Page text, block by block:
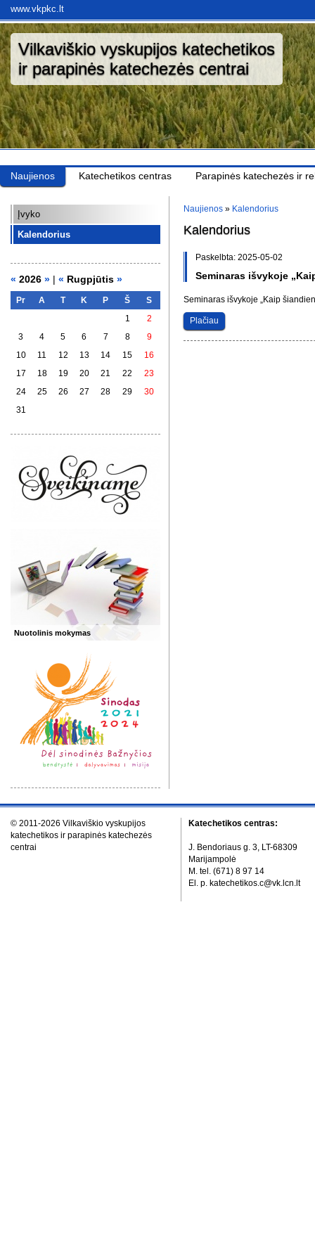
www.vkpkc.lt
Vilkaviškio vyskupijos katechetikos
ir parapinės katechezės centrai
Naujienos Katechetikos centras Parapinės katechezės ir
Įvyko
Kalendorius
« 2026 » | « Rugpjūtis »
Pr A T K P Š
S
1
2
3
4 5 6 7 8
9
10
11 12 13 14 15
16
17
18 19 20 21 22
23
24
25 26 27 28 29
30
31
Nuotolinis mokymas
Naujienos » Kalendorius
Kalendorius
Paskelbta: 2025-05-02
Seminaras išvykoje
Seminaras išvykoje „Kaip
Plačiau
© 2011-2026 Vilkaviškio vyskupijos
katechetikos ir parapinės katechezės
centrai
Katechetikos centras:
J. Bendoriaus g. 3, LT-68309
Marijampolė
M. tel. (671) 8 97 14
El. p. katechetikos.c@vk.lcn.lt